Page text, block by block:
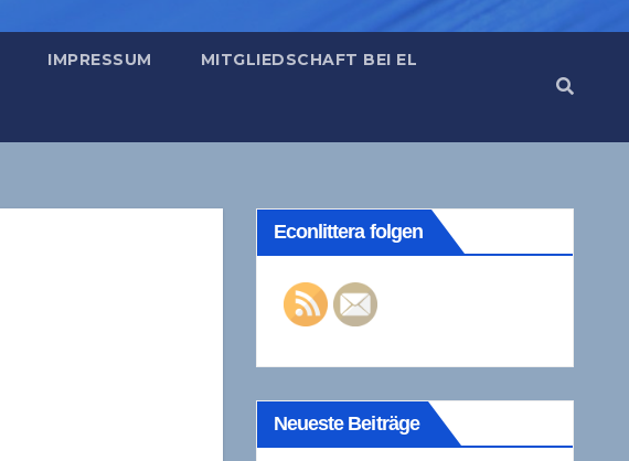
IMPRESSUM MITGLIEDSCHAFT BEI EL
Econlittera folgen
Neueste Beiträge